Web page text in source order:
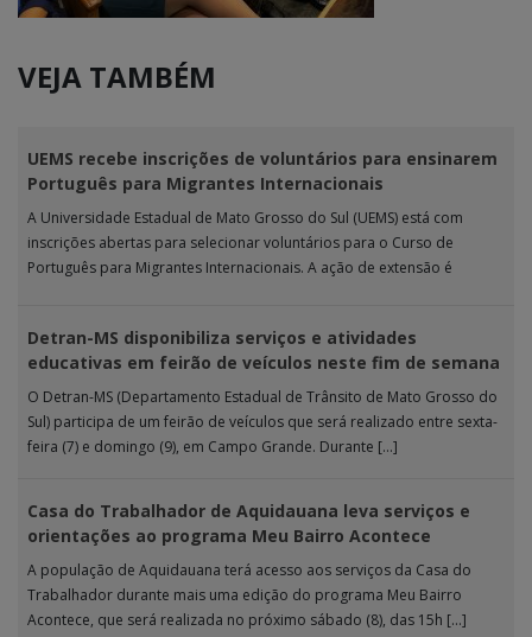
VEJA TAMBÉM
UEMS recebe inscrições de voluntários para ensinarem
Português para Migrantes Internacionais
A Universidade Estadual de Mato Grosso do Sul (UEMS) está com
inscrições abertas para selecionar voluntários para o Curso de
Português para Migrantes Internacionais. A ação de extensão é
Detran-MS disponibiliza serviços e atividades
educativas em feirão de veículos neste fim de semana
O Detran-MS (Departamento Estadual de Trânsito de Mato Grosso do
Sul) participa de um feirão de veículos que será realizado entre sexta-
feira (7) e domingo (9), em Campo Grande. Durante […]
Casa do Trabalhador de Aquidauana leva serviços e
orientações ao programa Meu Bairro Acontece
A população de Aquidauana terá acesso aos serviços da Casa do
Trabalhador durante mais uma edição do programa Meu Bairro
Acontece, que será realizada no próximo sábado (8), das 15h […]